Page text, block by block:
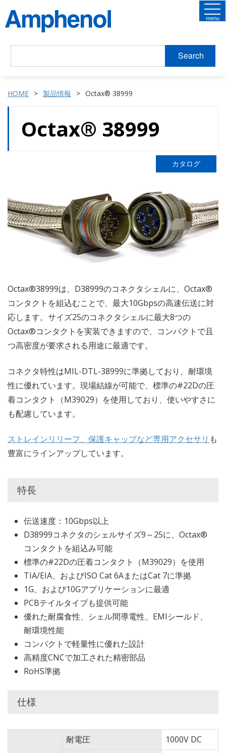
Search
menu
HOME 製品情報 Octax® 38999
Octax® 38999
カタログ
Octax®38999は、D38999のコネクタシェルに、Octax®
コンタクトを組込むことで、最大10Gbpsの高速伝送に対
応します。サイズ25のコネクタシェルに最大8つの
Octax®コンタクトを実装できますので、コンパクトで且
つ高密度が要求される用途に最適です。
コネクタ特性はMIL-DTL-38999に準拠しており、耐環境
性に優れています。現場結線が可能で、標準の#22Dの圧
着コンタクト（M39029）を使用しており、使いやすさに
も配慮しています。
ストレインリリーフ、保護キャップなど専用アクセサリ も
豊富にラインアップしています。
特長
伝送速度：10Gbps以上
D38999コネクタのシェルサイズ9～25に、Octax®
コンタクトを組込み可能
標準の#22Dの圧着コンタクト（M39029）を使用
TIA/EIA、およびISO Cat 6AまたはCat 7に準拠
1G、および10Gアプリケーションに最適
PCBテイルタイプも提供可能
優れた耐腐食性、シェル間導電性、EMIシールド、
耐環境性能
コンパクトで軽量性に優れた設計
高精度CNCで加工された精密部品
RoHS準拠
仕様
耐電圧
1000V DC